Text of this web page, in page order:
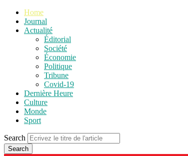
Home
Journal
Actualité
Éditorial
Société
Économie
Politique
Tribune
Covid-19
Dernière Heure
Culture
Monde
Sport
Search